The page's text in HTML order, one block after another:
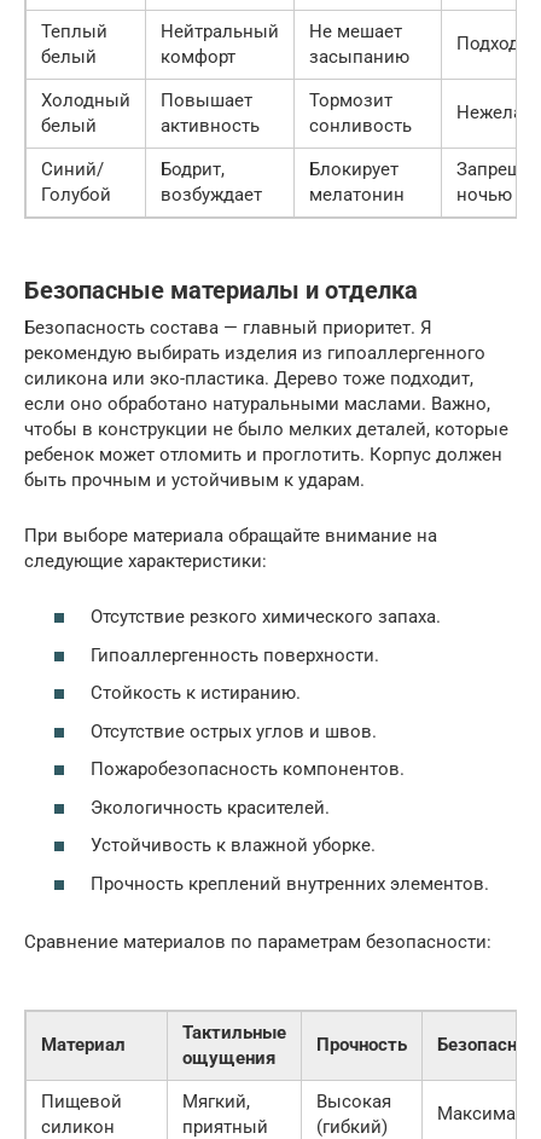
Теплый
белый
Нейтральный
комфорт
Не мешает
засыпанию
Подходит
Холодный
белый
Повышает
активность
Тормозит
сонливость
Синий/
Голубой
Бодрит,
возбуждает
Блокирует
мелатонин
ночью
Безопасные материалы и отделка
Безопасность состава — главный приоритет. Я
рекомендую выбирать изделия из гипоаллергенного
силикона или эко-пластика. Дерево тоже подходит,
если оно обработано натуральными маслами. Важно,
чтобы в конструкции не было мелких деталей, которые
ребенок может отломить и проглотить. Корпус должен
быть прочным и устойчивым к ударам.
При выборе материала обращайте внимание на
следующие характеристики:
Отсутствие резкого химического запаха.
Гипоаллергенность поверхности.
Стойкость к истиранию.
Отсутствие острых углов и швов.
Пожаробезопасность компонентов.
Экологичность красителей.
Устойчивость к влажной уборке.
Прочность креплений внутренних элементов.
Сравнение материалов по параметрам безопасности:
Материал
Тактильные
ощущения
Прочность
Пищевой
силикон
Мягкий,
приятный
Высокая
(гибкий)